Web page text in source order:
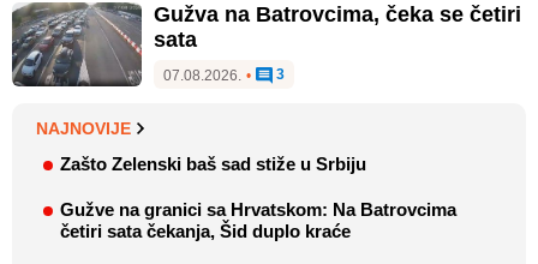
Gužva na Batrovcima, čeka se četiri
sata
07.08.2026. • 3
NAJNOVIJE
Zašto Zelenski baš sad stiže u Srbiju
Gužve na granici sa Hrvatskom: Na Batrovcima
četiri sata čekanja, Šid duplo kraće